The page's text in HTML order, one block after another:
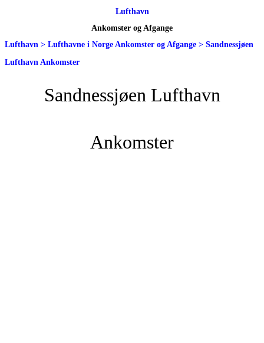
Lufthavn
Ankomster og Afgange
Lufthavn > Lufthavne i Norge Ankomster og Afgange > Sandnessjøen
Lufthavn Ankomster
Sandnessjøen Lufthavn
Ankomster